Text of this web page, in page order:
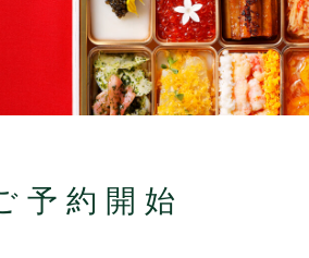
約開始